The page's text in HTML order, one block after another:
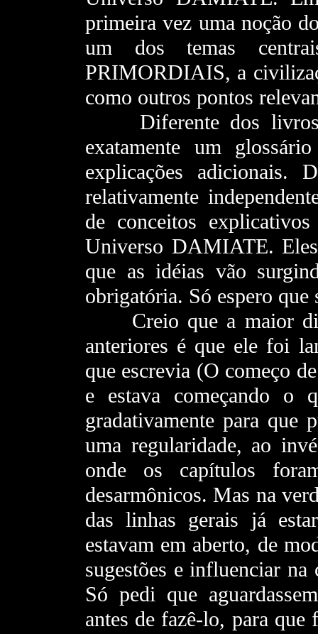
primeira vez uma noção
um dos temas
PRIMORDIAIS, a
como outros pontos
Diferente dos
exatamente um
explicações adicionais.
relativamente
de conceitos
Universo DAMIATE.
que as idéias vão
obrigatória. Só espero
Creio que a maior
anteriores é que ele foi
que escrevia (O começo
e estava começando o
gradativamente para que
uma regularidade, ao
onde os capítulos
desarmônicos. Mas na
das linhas gerais já
estavam em aberto, de
sugestões e influenciar na
Só pedi que
antes de fazê-lo, para